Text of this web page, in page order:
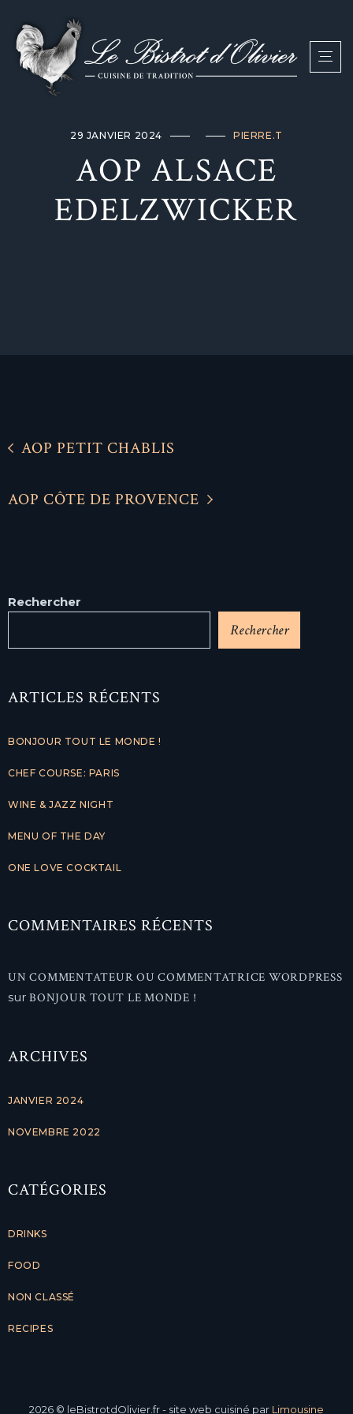
29 JANVIER 2024 PIERRE.T
AOP ALSACE
EDELZWICKER
AOP PETIT CHABLIS
AOP CÔTE DE PROVENCE
Rechercher
Rechercher
ARTICLES RÉCENTS
BONJOUR TOUT LE MONDE !
CHEF COURSE: PARIS
WINE & JAZZ NIGHT
MENU OF THE DAY
ONE LOVE COCKTAIL
COMMENTAIRES RÉCENTS
UN COMMENTATEUR OU COMMENTATRICE WORDPRESS
sur BONJOUR TOUT LE MONDE !
ARCHIVES
JANVIER 2024
NOVEMBRE 2022
CATÉGORIES
DRINKS
FOOD
NON CLASSÉ
RECIPES
2026 © leBistrotdOlivier.fr - site web cuisiné par Limousine